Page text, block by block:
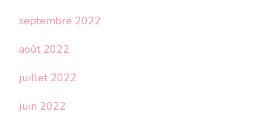
septembre 2022
août 2022
juillet 2022
juin 2022